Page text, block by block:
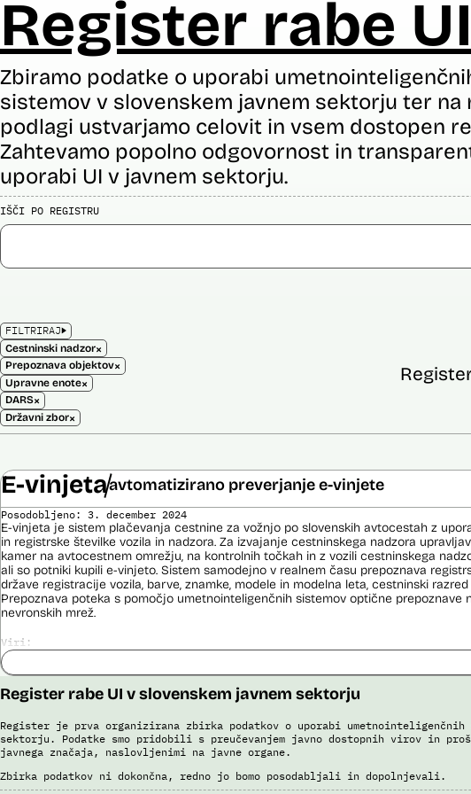
Register rabe UI
Zbiramo podatke o uporabi
sistemov v slovenskem javnem sektorju ter na
podlagi ustvarjamo celovit in vsem dostopen
Zahtevamo popolno odgovornost in
uporabi UI v javnem sektorju.
IŠČI PO REGISTRU
FILTRIRAJ
Cestninski nadzor×
Prepoznava objektov×
Upravne enote×
DARS×
Državni zbor×
E-vinjetaavtomatizirano preverjanje e-vinjete
Posodobljeno: 3. december 2024
E-vinjeta je sistem plačevanja cestnine za vožnjo po slovenskih avtocestah z
in registrske številke vozila in nadzora. Za izvajanje cestninskega nadzora
kamer na avtocestnem omrežju, na kontrolnih točkah in z vozili cestninskega
ali so potniki kupili e-vinjeto. Sistem samodejno v realnem času prepoznava
države registracije vozila, barve, znamke, modele in modelna leta, cestninski
Prepoznava poteka s pomočjo umetnointeligenčnih sistemov optične prepoznave
nevronskih mrež.
Viri:
Odgovor na zahtevek za informacije javnega značaja
Pogodba za izdelavo sistema E-vinjeta
Potek procesa nadzora E-vinjet
Register rabe UI v slovenskem javnem sektorju
Register je prva organizirana zbirka podatkov o uporabi umetnointeligenčnih
sektorju. Podatke smo pridobili s preučevanjem javno dostopnih virov in
javnega značaja, naslovljenimi na javne organe.
Zbirka podatkov ni dokončna, redno jo bomo posodabljali in dopolnjevali.